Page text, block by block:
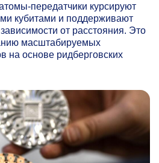
передатчики курсируют
кубитами и поддерживают
от расстояния. Это
масштабируемых
на основе ридберговских